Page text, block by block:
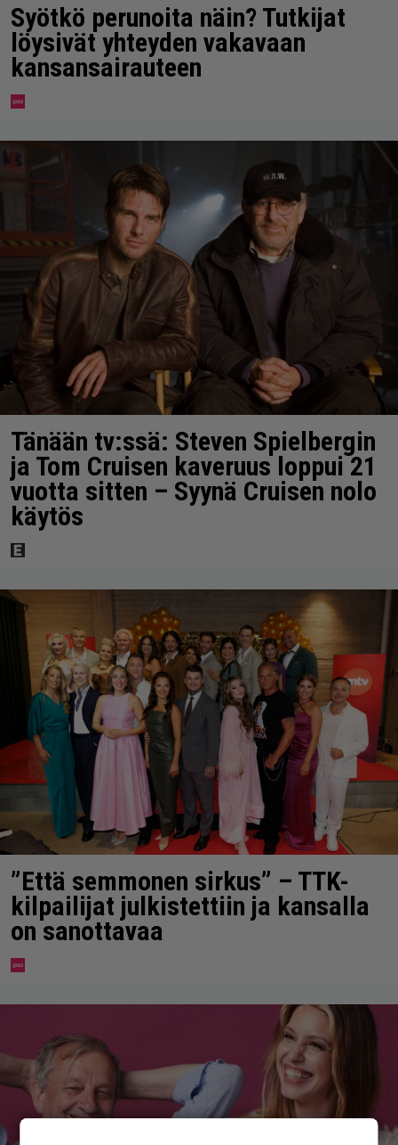
Syötkö perunoita näin? Tutkijat
löysivät yhteyden vakavaan
kansansairauteen
Tänään tv:ssä: Steven Spielbergin
ja Tom Cruisen kaveruus loppui 21
vuotta sitten – Syynä Cruisen nolo
käytös
”Että semmonen sirkus” – TTK-
kilpailijat julkistettiin ja kansalla
on sanottavaa